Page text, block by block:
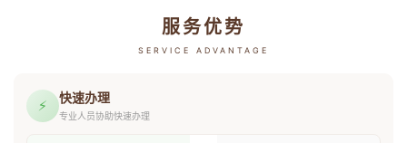
服务优势
SERVICE ADVANTAGE
⚡ 快速办理
专业人员协助快速办理